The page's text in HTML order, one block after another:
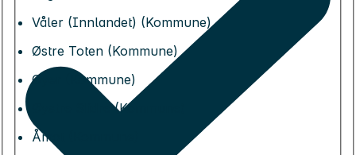
Våler (Innlandet) (Kommune)
Østre Toten (Kommune)
Øyer (Kommune)
Øystre Slidre (Kommune)
Åmot (Kommune)